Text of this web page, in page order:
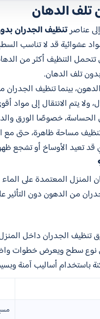
تلف الدهان
عناصرتنظيف الجدران
عشوائية قد لا تناسب
تتحمل التنظيف أكثر من
تلف الدهان.
بينما تنظيف
ولا يتم الانتقال إلى مواد
الحساسة، خصوصًا الورق
مساحة ظاهرة، حتى مع
قد تعيد الأوساخ أو تشجع
المعتمدة على الماء
من الدهون دون التأثير
الجدران داخل المنزل
نوع سطح ويعرض خطوات
باستخدام أساليب آمنة